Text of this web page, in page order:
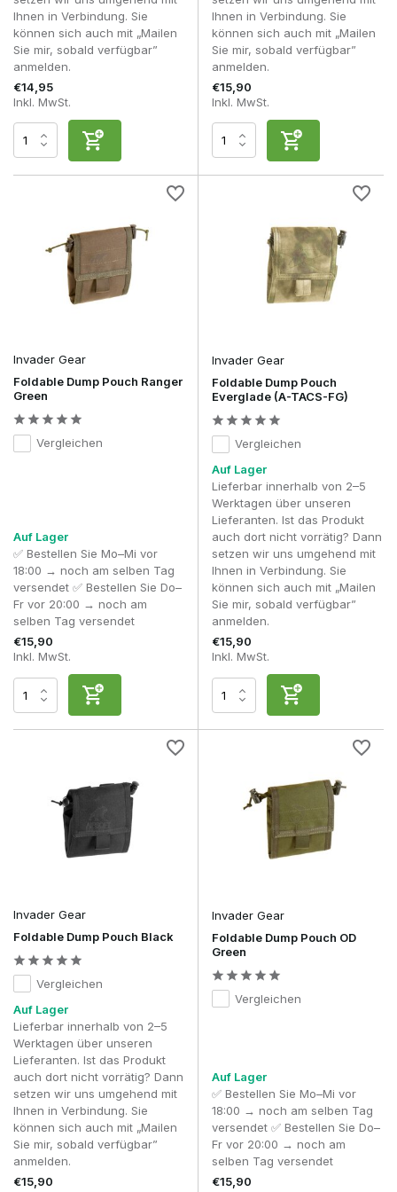
regelmäßigen Ein- und Ausladen aus Magazinen und
anderen Ausrüstungsgegenständen standhalten. Daher
spielen die Materialauswahl und die Verarbeitungsqualität
eine wichtige Rolle.
Merk Material
101Inc. Polyester / Nylon
Mittelklasse
Regelmäßige
Outdoor-
Intensiver
Die
Ausrüstung
Templers
Lasergeschnittenes
Leichte
Systems
Mil-Spec 500D
Cordura®
taktischer
Einsatz und
intensives
Milsim
Bei Premium-Dump-Pouches kommt zunehmend Laser Cut
MOLLE zum Einsatz, wodurch das Gewicht reduziert wird und
Modelle von Warrior Assault Systems und Templar's Gear
Reduction) erhältlich, wodurch die Ausrüstung den
professionellen militärischen Spezifikationen und
realistischen taktischen Ausrüstungskonfigurationen besser
entspricht.
Im Gegensatz zu Magazintaschen muss ein Dump-Pouch
nicht ständig direkt zugänglich sein. Das Ziel besteht
vielmehr darin, gebrauchte Magazine schnell zu verstauen,
ohne dass der Pouch andere Ausrüstungsgegenstände
behindert.
der Rückseite oder Seite des Combat-Gürtels, direkt hinter
Ausrüstung frei für die Hauptausrüstung wie
Munitionstaschen, während leere Magazine mit einer
einzigen natürlichen Bewegung verstaut werden können.
Ein Dump Pouch lässt sich auch an einem Plate Carrier oder
Chest Rig befestigen, doch die meisten Spieler entscheiden
sich aus Gründen des Tragekomforts und der
Bewegungsfreiheit für die Befestigung an einem Combat Belt.
Was kann man alles in einem Dump Pouch
verstauen?
Obwohl Dump Pouches vor allem als Lagertaschen bekannt
sind, erweisen sie sich in der Praxis als überraschend
vielseitig. Während eines Skirm-Spiels ändert sich der Inhalt
je nach Situation oft mehrmals.
Ihnen in Verbindung. Sie
können sich auch mit „Mailen
Sie mir, sobald verfügbar”
anmelden.
€14,95
Inkl. MwSt.
Ihnen in Verbindung. Sie
können sich auch mit „Mailen
Sie mir, sobald verfügbar”
anmelden.
€15,90
Inkl. MwSt.
Invader Gear
Foldable Dump Pouch Ranger
Green
Vergleichen
Auf Lager
✅ Bestellen Sie Mo–Mi vor
18:00 → noch am selben Tag
versendet ✅ Bestellen Sie Do–
Fr vor 20:00 → noch am
selben Tag versendet
€15,90
Inkl. MwSt.
Invader Gear
Foldable Dump Pouch
Everglade (A-TACS-FG)
Vergleichen
Auf Lager
Lieferbar innerhalb von 2–5
Werktagen über unseren
Lieferanten. Ist das Produkt
auch dort nicht vorrätig? Dann
setzen wir uns umgehend mit
Ihnen in Verbindung. Sie
können sich auch mit „Mailen
Sie mir, sobald verfügbar”
anmelden.
€15,90
Inkl. MwSt.
Invader Gear
Foldable Dump Pouch Black
Vergleichen
Auf Lager
Lieferbar innerhalb von 2–5
Werktagen über unseren
Lieferanten. Ist das Produkt
auch dort nicht vorrätig? Dann
setzen wir uns umgehend mit
Ihnen in Verbindung. Sie
können sich auch mit „Mailen
Sie mir, sobald verfügbar”
anmelden.
€15,90
Invader Gear
Foldable Dump Pouch OD
Green
Vergleichen
Auf Lager
✅ Bestellen Sie Mo–Mi vor
18:00 → noch am selben Tag
versendet ✅ Bestellen Sie Do–
Fr vor 20:00 → noch am
selben Tag versendet
€15,90